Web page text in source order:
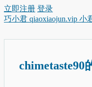
立即注册 登录
巧小君 qiaoxiaojun.vip 小
chimetaste90